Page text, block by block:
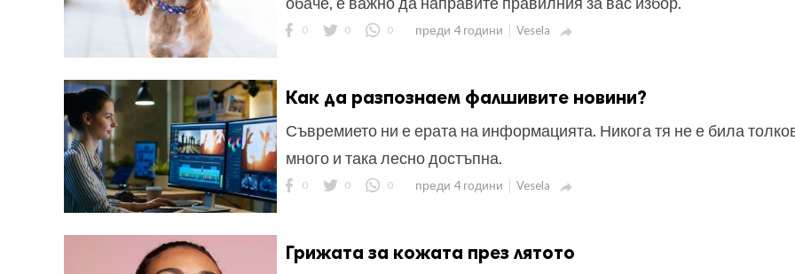
0 0 0 преди 4 години Vesela 
Как да разпознаем фалшивите новини?
Съвремието ни е ерата на информацията. Никога тя не е била
много и така лесно достъпна.
0 0 0 преди 4 години Vesela 
Грижата за кожата през лятото